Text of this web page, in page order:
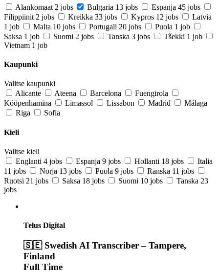
Alankomaat 2 jobs Bulgaria 13 jobs Espanja 45 jobs
Filippiinit 2 jobs Kreikka 33 jobs Kypros 12 jobs
Latvia
1 job
Malta 10 jobs Portugali 20 jobs Puola 1 job
Saksa 1 job Suomi 2 jobs Tanska 3 jobs Tšekki 1 job
Vietnam 1 job
Kaupunki
Valitse kaupunki
Alicante
Ateena Barcelona
Fuengirola
Kööpenhamina
Limassol Lissabon Madrid
Málaga
Riga
Sofia
Kieli
Valitse kieli
Englanti 4 jobs Espanja 9 jobs Hollanti 18 jobs
Italia
11 jobs
Norja 13 jobs Puola 9 jobs Ranska 11 jobs
Ruotsi 21 jobs Saksa 18 jobs Suomi 10 jobs Tanska 23
jobs
Telus Digital
🇸🇪 Swedish AI Transcriber – Tampere,
Finland
Full Time